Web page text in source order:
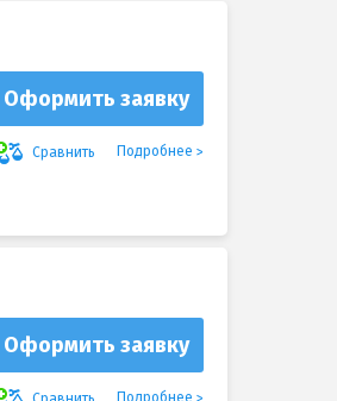
Оформить заявку
Сравнить Подробнее
Оформить заявку
Подробнее